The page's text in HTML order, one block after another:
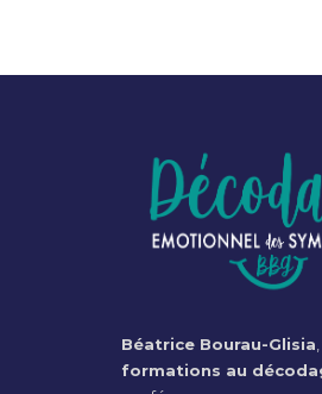
Béatrice Bourau-Glisia
formations au